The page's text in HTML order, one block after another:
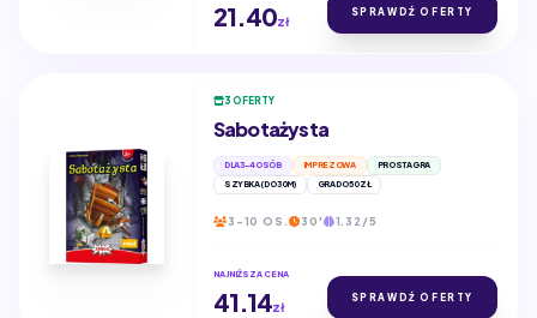
21.40zł
SPRAWDŹ OFERTY
3 OFERTY
Sabotażysta
DLA 3-4 OSÓB IMPREZOWA
PROSTA GRA
SZYBKA (DO 30M)
GRA DO 50 ZŁ
3-10 OS. 30' 1.32/5
NAJNIŻSZA CENA
41.14zł
SPRAWDŹ OFERTY